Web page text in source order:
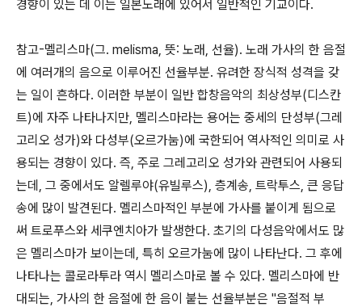
경향이 있는 데 이는 일본노래에 있어서 일반적인 기교이다.
참고-멜리스마(그. melisma, 뜻: 노래, 선율). 노래 가사의 한 음절
에 여러개의 음으로 이루어진 선율부분. 유려한 장식적 성격을 갖
는 일이 흔하다. 이러한 부분이 일반 합창음악의 최상성부(디스칸
트)에 자주 나타나지만, 멜리스마라는 용어는 중세의 단성부(그레
고리오 성가)와 다성부(오르가눔)에 국한되어 역사적인 의미로 사
용되는 경향이 있다. 즉, 주로 그레고리오 성가와 관련되어 사용되
는데, 그 중에서도 알렐루야(유빌루스), 층계송, 트락투스, 큰 응답
송에 많이 발견된다. 멜리스마적인 부분에 가사를 붙이게 됨으로
써 트로푸스와 세쿠엔치아가 발생한다. 초기의 다성음악에서도 많
은 멜리스마가 보이는데, 특히 오르가눔에 많이 나타난다. 그 후에
나타나는 콜로라투라 역시 멜리스마로 볼 수 있다. 멜리스마에 반
대되는, 가사의 한 음절에 한 음이 붙는 선율부분은 "음절적 부